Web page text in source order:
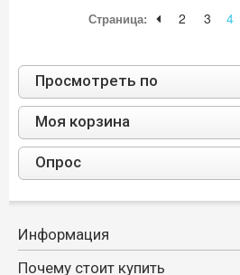
Страница: 2 3 4
Просмотреть по
Моя корзина
Опрос
Информация
Почему стоит купить